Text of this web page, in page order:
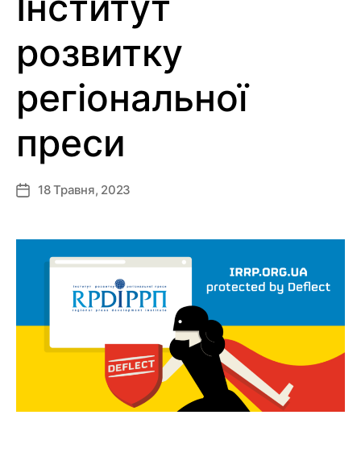
розвитку
регіональної
преси
Дата18 Травня, 2023